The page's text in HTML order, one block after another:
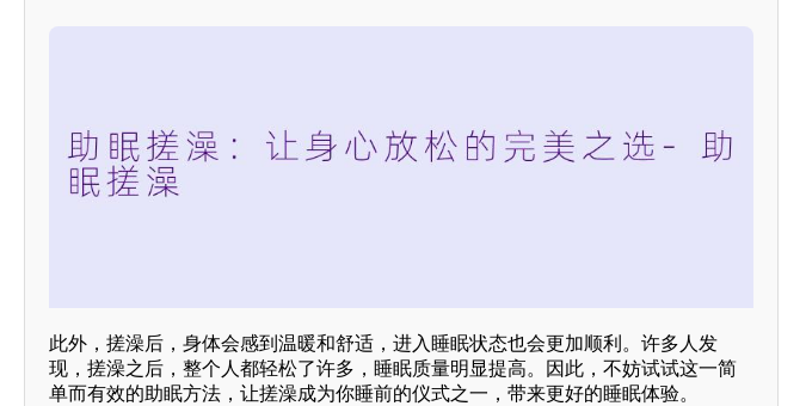
此外，搓澡后，身体会感到温暖和舒适，进入睡眠状态也会更加顺利。许多人发
现，搓澡之后，整个人都轻松了许多，睡眠质量明显提高。因此，不妨试试这一简
单而有效的助眠方法，让搓澡成为你睡前的仪式之一，带来更好的睡眠体验。